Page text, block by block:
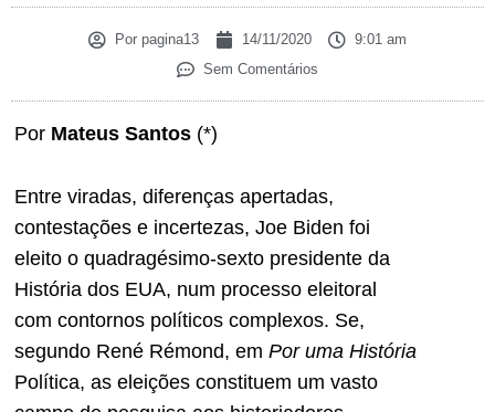
Por pagina13 14/11/2020
9:01 am
Sem Comentários
Por Mateus Santos (*)
Entre viradas, diferenças apertadas,
contestações e incertezas, Joe Biden foi
eleito o quadragésimo-sexto presidente da
História dos EUA, num processo eleitoral
com contornos políticos complexos. Se,
segundo René Rémond, em Por uma História
Política, as eleições constituem um vasto